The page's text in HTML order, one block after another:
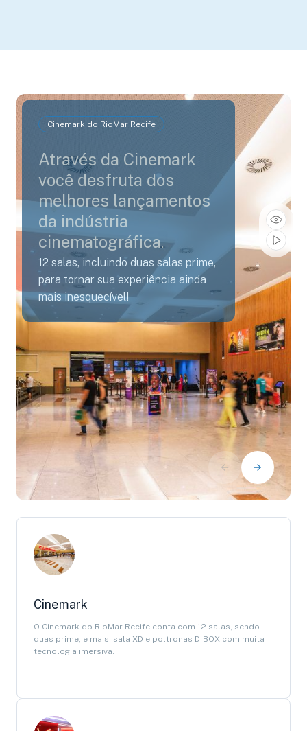
Cinemark do RioMar Recife
Através da Cinemark
você desfruta dos
melhores lançamentos
da indústria
cinematográfica.
12 salas, incluindo duas salas prime,
para tornar sua experiência ainda
mais inesquecível!
Cinemark
O Cinemark do RioMar Recife conta com 12 salas, sendo
duas prime, e mais: sala XD e poltronas D-BOX com muita
tecnologia imersiva.